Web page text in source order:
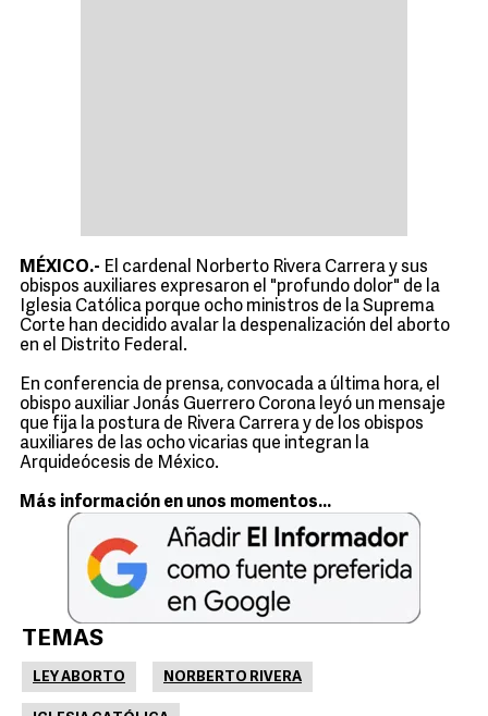
MÉXICO.- El cardenal Norberto Rivera Carrera y sus
obispos auxiliares expresaron el "profundo dolor" de la
Iglesia Católica porque ocho ministros de la Suprema
Corte han decidido avalar la despenalización del aborto
en el Distrito Federal.
En conferencia de prensa, convocada a última hora, el
obispo auxiliar Jonás Guerrero Corona leyó un mensaje
que fija la postura de Rivera Carrera y de los obispos
auxiliares de las ocho vicarias que integran la
Arquideócesis de México.
Más información en unos momentos...
TEMAS
LEY ABORTO NORBERTO RIVERA